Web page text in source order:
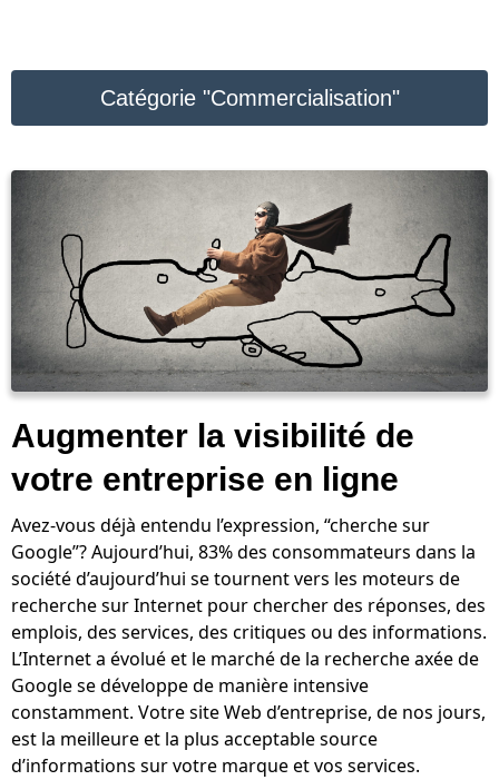
Catégorie "Commercialisation"
Augmenter la visibilité de
votre entreprise en ligne
Avez-vous déjà entendu l’expression, “cherche sur
Google”? Aujourd’hui, 83% des consommateurs dans la
société d’aujourd’hui se tournent vers les moteurs de
recherche sur Internet pour chercher des réponses, des
emplois, des services, des critiques ou des informations.
L’Internet a évolué et le marché de la recherche axée de
Google se développe de manière intensive
constamment. Votre site Web d’entreprise, de nos jours,
est la meilleure et la plus acceptable source
d’informations sur votre marque et vos services.